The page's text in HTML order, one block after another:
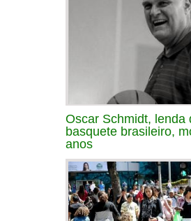
Oscar Schmidt, lenda
basquete brasileiro,
anos